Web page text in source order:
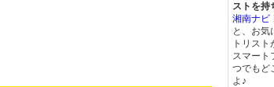
ストを持
湘南ナビ
と、お気
トリスト
スマート
つでもど
よ♪